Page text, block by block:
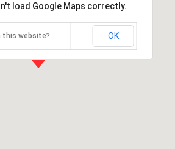
load Google Maps correctly.
this website? OK